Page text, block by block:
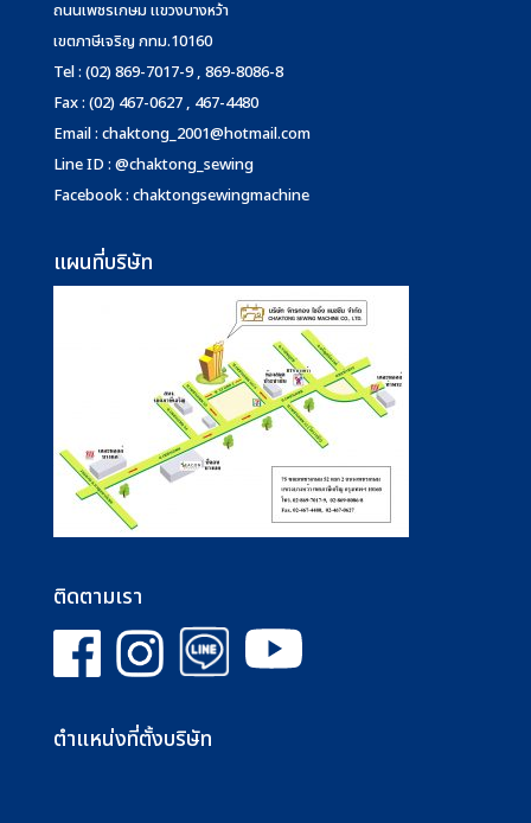
ถนนเพชรเกษม แขวงบางหว้า
เขตภาษีเจริญ กทม.10160
Tel : (02) 869-7017-9 , 869-8086-8
Fax : (02) 467-0627 , 467-4480
Email : chaktong_2001@hotmail.com
Line ID : @chaktong_sewing
Facebook : chaktongsewingmachine
แผนที่บริษัท
ติดตามเรา
ตำแหน่งที่ตั้งบริษัท